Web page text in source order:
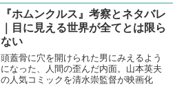
『ホムンクルス』考察とネタバレ
｜目に見える世界が全てとは限ら
ない
頭蓋骨に穴を開けられた男にみえるよう
になった、人間の歪んだ内面。山本英夫
の人気コミックを清水崇監督が映画化